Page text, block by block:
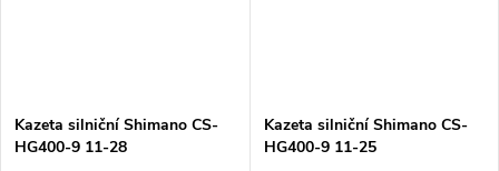
Kazeta silniční Shimano CS-
HG400-9 11-28
Kazeta silniční Shimano CS-
HG400-9 11-25